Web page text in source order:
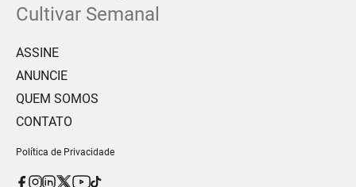
Cultivar Semanal
ASSINE
ANUNCIE
QUEM SOMOS
CONTATO
Política de Privacidade